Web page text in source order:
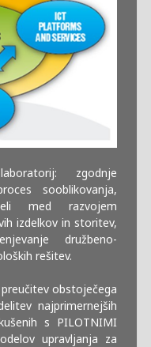
zgodnje
sooblikovanja,
med razvojem
izdelkov in storitev,
družbeno-
rešitev.
obstoječega
najprimernejših
s PILOTNIMI
upravljanja za